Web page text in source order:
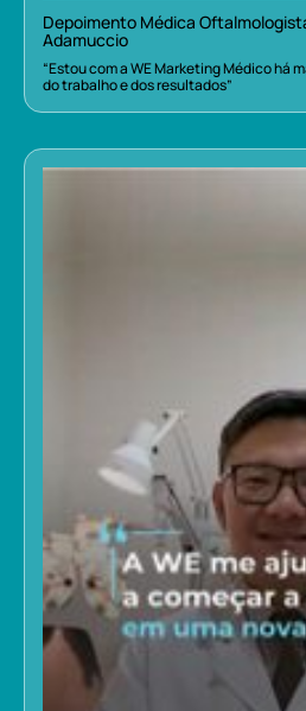
Depoimento Médica
Adamuccio
“Estou com a WE Marketing Médico há
do trabalho e dos resultados”